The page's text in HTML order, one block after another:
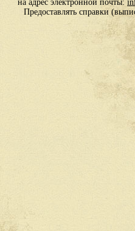
на адрес электронной почты:
Предоставлять справки